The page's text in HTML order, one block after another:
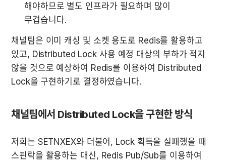
해야하므로 별도 인프라가 필요하며 많이
무겁습니다.
채널팀은 이미 캐싱 및 소켓 용도로 Redis를 활용하고
있고, Distributed Lock 사용 예정 대상의 부하가 적지
않을 것으로 예상하여 Redis를 이용하여 Distributed
Lock을 구현하기로 결정하였습니다.
채널팀에서 Distributed Lock을 구현한 방식
저희는 SETNXEX와 더불어, Lock 획득을 실패했을 때
스핀락을 활용하는 대신, Redis Pub/Sub를 이용하여